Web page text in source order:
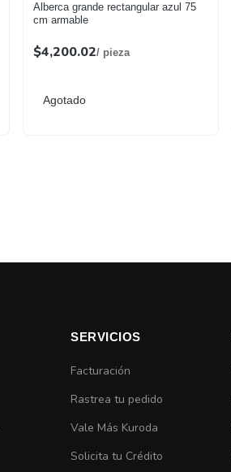
Alberca grande rectangular azul 75
cm armable
$4,200.02/ pieza
Agotado
SERVICIOS
Facturación
Rastrea tu pedido
Vale Más Kuroda
Solicita tu Crédito